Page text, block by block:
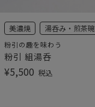
美濃焼 湯呑み・煎茶碗
粉引の趣を味わう
粉引 組湯呑
¥5,500 税込